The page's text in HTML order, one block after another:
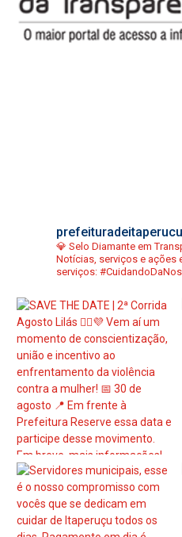
prefeituradeitaperucu
💎 Selo Diamante em
Notícias, serviços e ações
serviços: